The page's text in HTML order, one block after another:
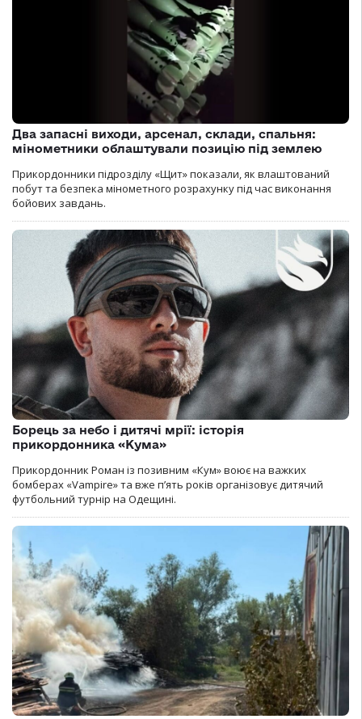
Два запасні виходи, арсенал, склади, спальня:
мінометники облаштували позицію під землею
Прикордонники підрозділу «Щит» показали, як влаштований
побут та безпека мінометного розрахунку під час виконання
бойових завдань.
Борець за небо і дитячі мрії: історія
прикордонника «Кума»
Прикордонник Роман із позивним «Кум» воює на важких
бомберах «Vampire» та вже п’ять років організовує дитячий
футбольний турнір на Одещині.